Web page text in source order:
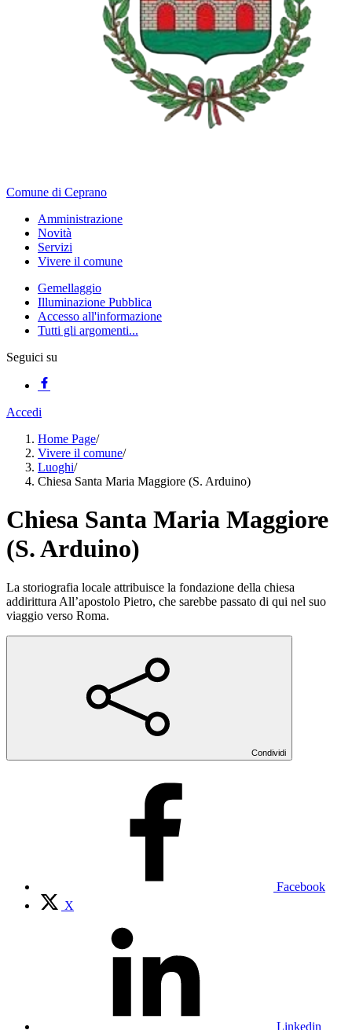
Comune di Ceprano
Amministrazione
Novità
Servizi
Vivere il comune
Gemellaggio
Illuminazione Pubblica
Accesso all'informazione
Tutti gli argomenti...
Seguici su
Accedi
Home Page/
Vivere il comune/
Luoghi/
Chiesa Santa Maria Maggiore (S. Arduino)
Chiesa Santa Maria Maggiore
(S. Arduino)
La storiografia locale attribuisce la fondazione della chiesa
addirittura All’apostolo Pietro, che sarebbe passato di qui nel suo
viaggio verso Roma.
Condividi
Facebook
X
Linkedin